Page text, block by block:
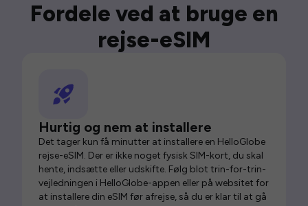
Fordele ved at bruge en
rejse-eSIM
Hurtig og nem at installere
Det tager kun få minutter at installere en HelloGlobe
rejse-eSIM. Der er ikke noget fysisk SIM-kort, du skal
hente, indsætte eller udskifte. Følg blot trin-for-trin-
vejledningen i HelloGlobe-appen eller på websitet for
at installere din eSIM før afrejse, så du er klar til at gå